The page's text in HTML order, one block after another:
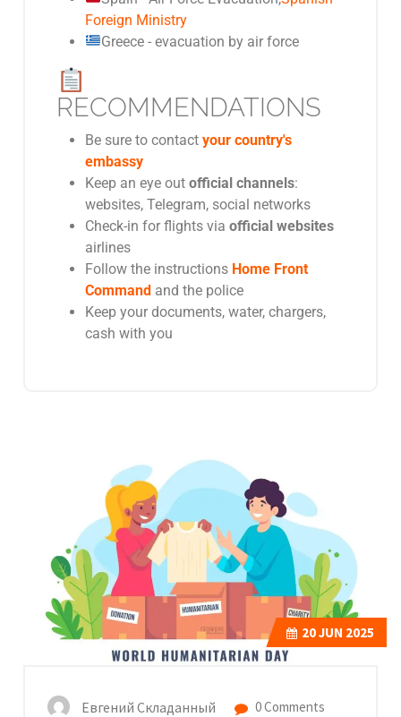
Foreign Ministry
Greece - evacuation by air force
RECOMMENDATIONS
Be sure to contact your country's
embassy
Keep an eye out official channels:
websites, Telegram, social networks
Check-in for flights via official websites
airlines
Follow the instructions Home Front
Command and the police
Keep your documents, water, chargers,
cash with you
20JUN 2025
Евгений Складанный 0 Comments